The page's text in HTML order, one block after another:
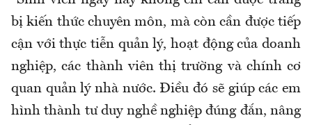
bị kiến thức chuyên môn, mà còn cần được tiếp
cận với thực tiễn quản lý, hoạt động của doanh
nghiệp, các thành viên thị trường và chính cơ
quan quản lý nhà nước. Điều đó sẽ giúp các em
hình thành tư duy nghề nghiệp đúng đắn, nâng